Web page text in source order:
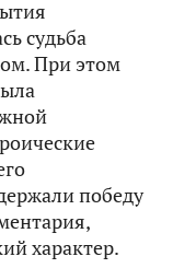
судьба
При этом
победу
характер.